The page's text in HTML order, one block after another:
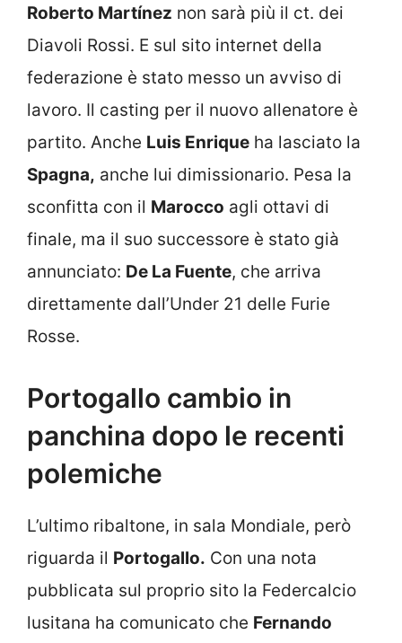
Roberto Martínez non sarà più il ct. dei
Diavoli Rossi. E sul sito internet della
federazione è stato messo un avviso di
lavoro. Il casting per il nuovo allenatore è
partito. Anche Luis Enrique ha lasciato la
Spagna, anche lui dimissionario. Pesa la
sconfitta con il Marocco agli ottavi di
finale, ma il suo successore è stato già
annunciato: De La Fuente, che arriva
direttamente dall’Under 21 delle Furie
Rosse.
Portogallo cambio in
panchina dopo le recenti
polemiche
L’ultimo ribaltone, in sala Mondiale, però
riguarda il Portogallo. Con una nota
pubblicata sul proprio sito la Federcalcio
lusitana ha comunicato che Fernando